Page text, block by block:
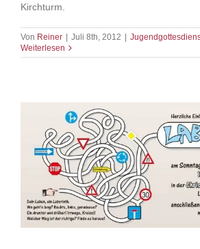
Kirchturm.
Von Reiner | Juli 8th, 2012 |
Weiterlesen